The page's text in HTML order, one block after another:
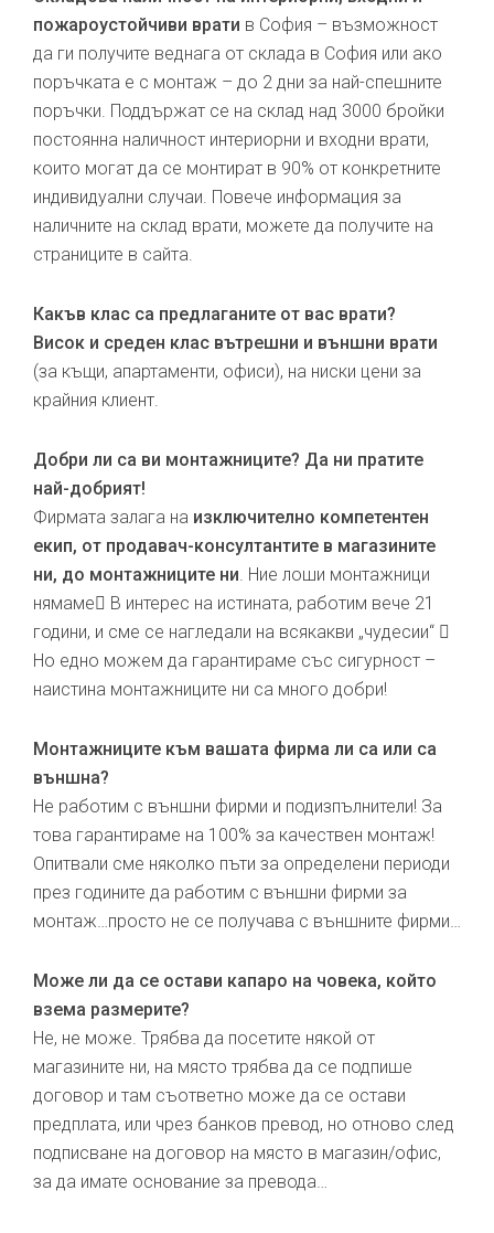
пожароустойчиви врати в София – възможност
да ги получите веднага от склада в София или ако
поръчката е с монтаж – до 2 дни за най-спешните
поръчки. Поддържат се на склад над 3000 бройки
постоянна наличност интериорни и входни врати,
които могат да се монтират в 90% от конкретните
индивидуални случаи. Повече информация за
наличните на склад врати, можете да получите на
страниците в сайта.
Какъв клас са предлаганите от вас врати?
Висок и среден клас вътрешни и външни врати
(за къщи, апартаменти, офиси), на ниски цени за
крайния клиент.
Добри ли са ви монтажниците? Да ни пратите
най-добрият!
Фирмата залага на изключително компетентен
екип, от продавач-консултантите в магазините
ни, до монтажниците ни. Ние лоши монтажници
нямаме В интерес на истината, работим вече 21
години, и сме се нагледали на всякакви „чудесии“ 
Но едно можем да гарантираме със сигурност –
наистина монтажниците ни са много добри!
Монтажниците към вашата фирма ли са или са
външна?
Не работим с външни фирми и подизпълнители! За
това гарантираме на 100% за качествен монтаж!
Опитвали сме няколко пъти за определени периоди
през годините да работим с външни фирми за
монтаж…просто не се получава с външните фирми…
Може ли да се остави капаро на човека, който
взема размерите?
Не, не може. Трябва да посетите някой от
магазините ни, на място трябва да се подпише
договор и там съответно може да се остави
предплата, или чрез банков превод, но отново след
подписване на договор на място в магазин/офис,
за да имате основание за превода…